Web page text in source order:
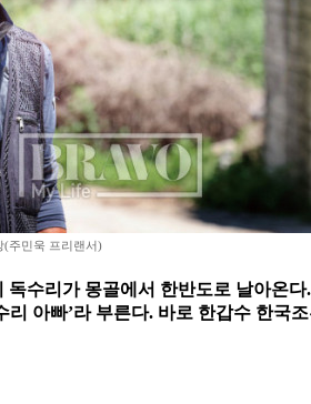
(주민욱 프리랜서)
수리가 몽골에서 한반도로 날아온
아빠’라 부른다. 바로 한갑수 한국